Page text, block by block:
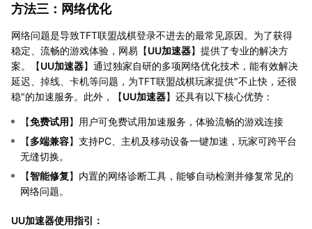
方法三：网络优化
网络问题是导致TFT联盟战棋登录不进去的最常见原因。为了获得
稳定、流畅的游戏体验，网易【UU加速器】提供了专业的解决方
案。【UU加速器】通过独家自研的多项网络优化技术，能有效解决
延迟、掉线、卡机等问题，为TFT联盟战棋玩家提供"不止快，还很
稳"的加速服务。此外，【UU加速器】还具有以下核心优势：
【免费试用】用户可免费试用加速服务，体验流畅的游戏连接
【多端兼容】支持PC、主机及移动设备一键加速，玩家可跨平台
无缝切换。
【智能修复】内置的网络诊断工具，能够自动检测并修复常见的
网络问题。
UU加速器使用指引：